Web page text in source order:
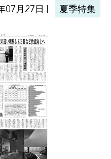
07月27日 |
夏季特集